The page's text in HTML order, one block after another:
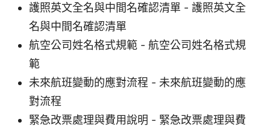
護照英文全名與中間名確認清單 - 護照英文全
名與中間名確認清單
航空公司姓名格式規範 - 航空公司姓名格式規
範
未來航班變動的應對流程 - 未來航班變動的應
對流程
緊急改票處理與費用說明 - 緊急改票處理與費